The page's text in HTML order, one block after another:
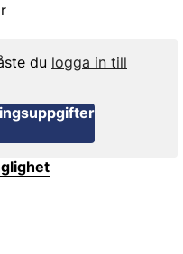
du logga in till